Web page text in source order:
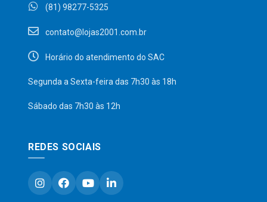
(81) 98277-5325
contato@lojas2001.com.br
Horário do atendimento do SAC
Segunda a Sexta-feira das 7h30 às 18h
Sábado das 7h30 às 12h
REDES SOCIAIS